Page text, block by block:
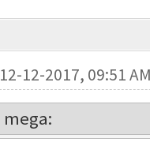
12-12-2017, 09:51
mega: